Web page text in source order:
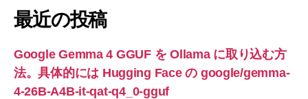
最近の投稿
Google Gemma 4 GGUF を Ollama に取り込む方
法。具体的には Hugging Face の google/gemma-
4-26B-A4B-it-qat-q4_0-gguf